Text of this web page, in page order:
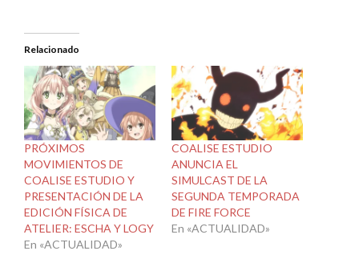
Relacionado
PRÓXIMOS
MOVIMIENTOS DE
COALISE ESTUDIO Y
PRESENTACIÓN DE LA
EDICIÓN FÍSICA DE
ATELIER: ESCHA Y LOGY
En «ACTUALIDAD»
COALISE ESTUDIO
ANUNCIA EL
SIMULCAST DE LA
SEGUNDA TEMPORADA
DE FIRE FORCE
En «ACTUALIDAD»